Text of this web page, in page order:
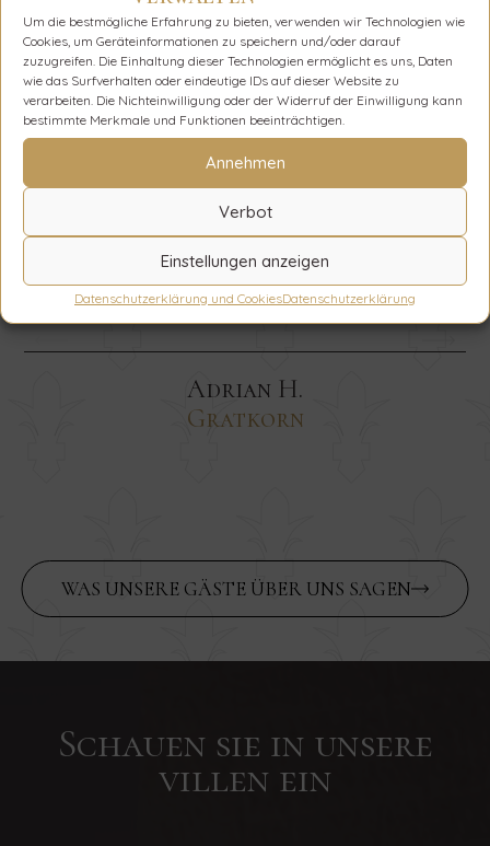
Um die bestmögliche Erfahrung zu bieten, verwenden wir Technologien wie
Cookies, um Geräteinformationen zu speichern und/oder darauf
zuzugreifen. Die Einhaltung dieser Technologien ermöglicht es uns, Daten
wie das Surfverhalten oder eindeutige IDs auf dieser Website zu
verarbeiten. Die Nichteinwilligung oder der Widerruf der Einwilligung kann
bestimmte Merkmale und Funktionen beeinträchtigen.
Annehmen
Verbot
Einstellungen anzeigen
Datenschutzerklärung und CookiesDatenschutzerklärung
Was unsere Gäste über
uns sagen
WAS UNSERE GÄSTE ÜBER UNS SAGEN
Ein Traum! Die Villa ist echt ein Traum, genauso
Austattung! Die Aussicht ist wunderschön. Die
Möglichkeit zum Grillen ist klasse. Der Ort ist sehr
sehr ruhig.
Adrian H.
Gratkorn
Schauen sie in unsere
villen ein